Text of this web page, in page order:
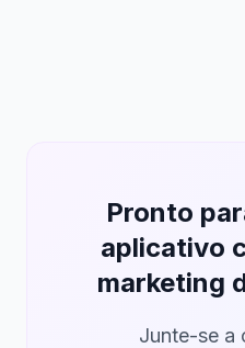
Pronto
aplicativo
marketing
Junte-se a